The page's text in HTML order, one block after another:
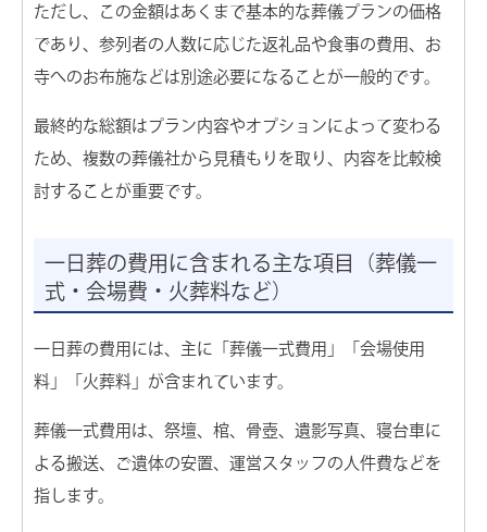
もしもの時に慌てない為に
無料の事前相談
お葬式プラン
市民葬祭メモリオの葬儀場
お葬式がはじめての方へ
選ばれる理由
よくある質問
ただし、この金額はあくまで基本的な葬儀プランの価格
であり、参列者の人数に応じた返礼品や食事の費用、お
寺へのお布施などは別途必要になることが一般的です。
最終的な総額はプラン内容やオプションによって変わる
ため、複数の葬儀社から見積もりを取り、内容を比較検
討することが重要です。
一日葬の費用に含まれる主な項目（葬儀一
式・会場費・火葬料など）
一日葬の費用には、主に「葬儀一式費用」「会場使用
料」「火葬料」が含まれています。
葬儀一式費用は、祭壇、棺、骨壺、遺影写真、寝台車に
よる搬送、ご遺体の安置、運営スタッフの人件費などを
指します。